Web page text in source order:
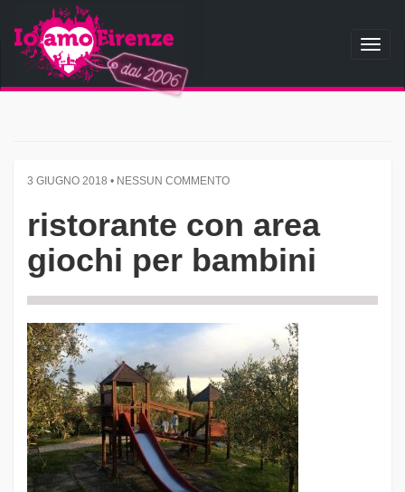
3 GIUGNO 2018 • NESSUN COMMENTO
ristorante con area
giochi per bambini